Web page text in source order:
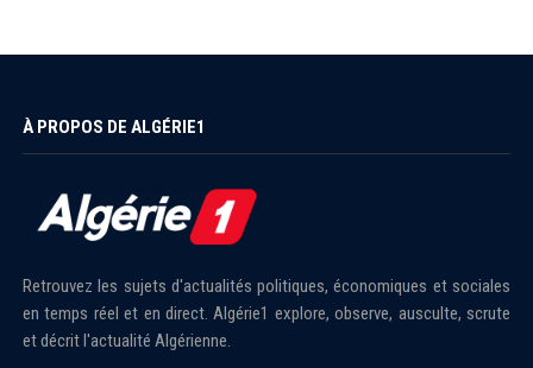
À PROPOS DE ALGÉRIE1
Retrouvez les sujets d'actualités politiques, économiques et sociales
en temps réel et en direct. Algérie1 explore, observe, ausculte, scrute
et décrit l'actualité Algérienne.